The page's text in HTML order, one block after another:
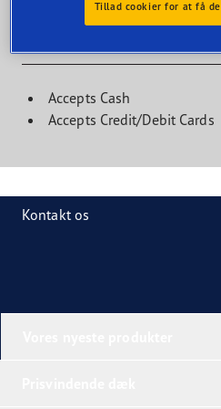
Accepts Cash
Accepts Credit/Debit Cards
Kontakt os
Tillad cookier for at få